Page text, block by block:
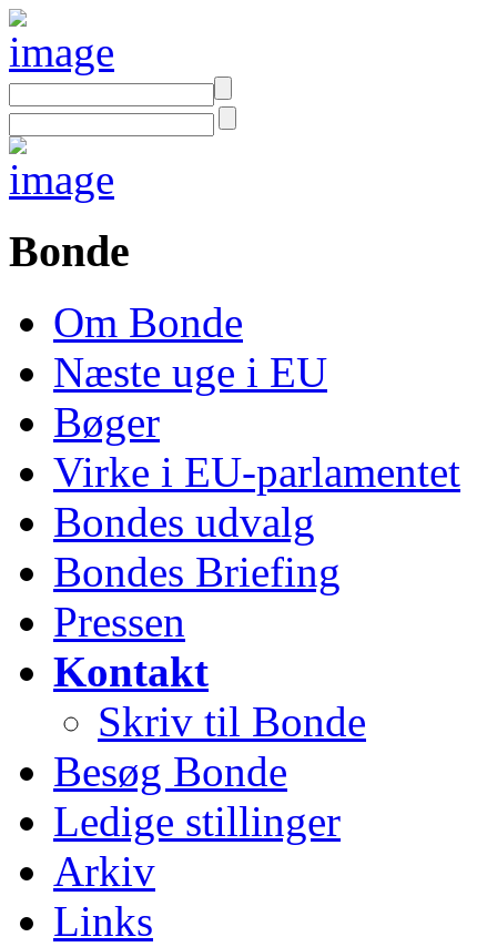
Bonde
Om Bonde
Næste uge i EU
Bøger
Virke i EU-parlamentet
Bondes udvalg
Bondes Briefing
Pressen
Kontakt
Skriv til Bonde
Besøg Bonde
Ledige stillinger
Arkiv
Links